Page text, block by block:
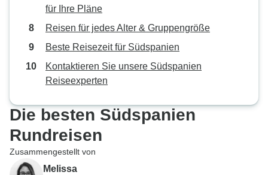
für Ihre Pläne
Reisen für jedes Alter & Gruppengröße
Beste Reisezeit für Südspanien
Kontaktieren Sie unsere Südspanien
Reiseexperten
Die besten Südspanien
Rundreisen
Zusammengestellt von
Melissa